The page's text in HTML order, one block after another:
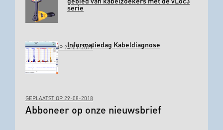
serie
GEPLAATST OP 24-01-2019Informatiedag Kabeldiagnose
GEPLAATST OP 29-08-2018
Abboneer op onze nieuwsbrief